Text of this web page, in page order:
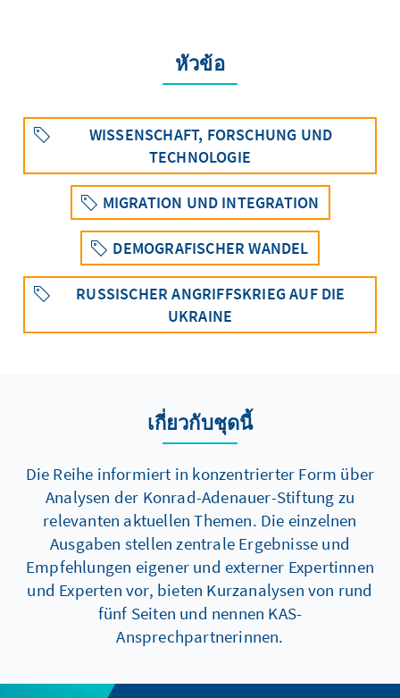
หัวข้อ
WISSENSCHAFT, FORSCHUNG UND
TECHNOLOGIE
MIGRATION UND INTEGRATION
DEMOGRAFISCHER WANDEL
RUSSISCHER ANGRIFFSKRIEG AUF DIE
UKRAINE
เกี่ยวกับชุดนี้
Die Reihe informiert in konzentrierter Form über
Analysen der Konrad-Adenauer-Stiftung zu
relevanten aktuellen Themen. Die einzelnen
Ausgaben stellen zentrale Ergebnisse und
Empfehlungen eigener und externer Expertinnen
und Experten vor, bieten Kurzanalysen von rund
fünf Seiten und nennen KAS-
Ansprechpartnerinnen.